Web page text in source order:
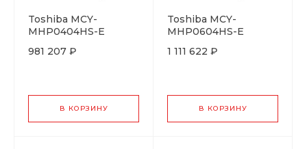
Toshiba MCY-
MHP0404HS-E
981 207 ₽
В КОРЗИНУ
Toshiba MCY-
MHP0604HS-E
1 111 622 ₽
В КОРЗИНУ